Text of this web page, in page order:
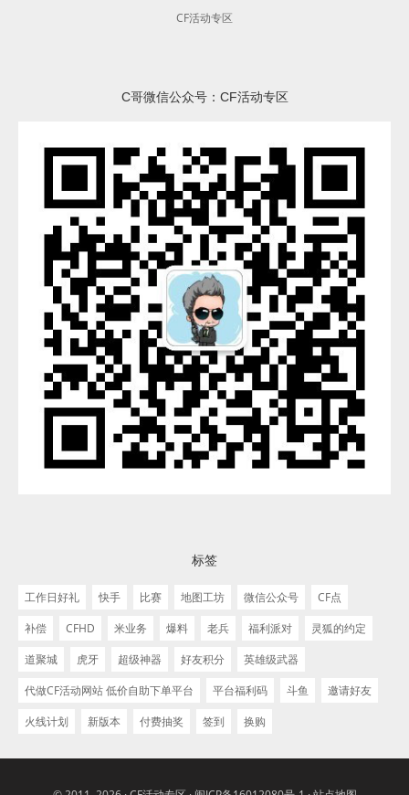
CF活动专区
C哥微信公众号：CF活动专区
标签
工作日好礼 快手 比赛 地图工坊 微信公众号
CF点
补偿
CFHD 米业务 爆料 老兵 福利派对
灵狐的约定
道聚城
虎牙 超级神器 好友积分
英雄级武器
代做CF活动网站 低价自助下单平台
平台福利码 斗鱼
邀请好友
火线计划
新版本 付费抽奖 签到 换购